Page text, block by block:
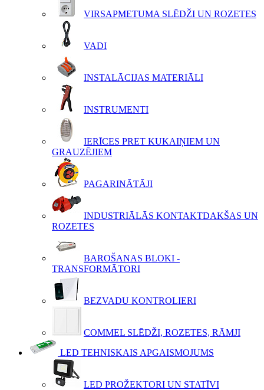
VIRSAPMETUMA SLĒDŽI UN ROZETES
VADI
INSTALĀCIJAS MATERIĀLI
INSTRUMENTI
IERĪCES PRET KUKAIŅIEM UN
GRAUZĒJIEM
PAGARINĀTĀJI
INDUSTRIĀLĀS KONTAKTDAKŠAS UN
ROZETES
BAROŠANAS BLOKI -
TRANSFORMĀTORI
BEZVADU KONTROLIERI
COMMEL SLĒDŽI, ROZETES, RĀMJI
LED TEHNISKAIS APGAISMOJUMS
LED PROŽEKTORI UN STATĪVI